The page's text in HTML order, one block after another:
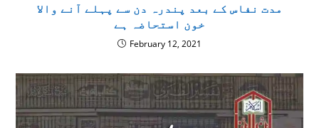
مدت نفاس کے بعد پندرہ دن سے پہلے آنے والا
خون استحاضہ ہے
February 12, 2021